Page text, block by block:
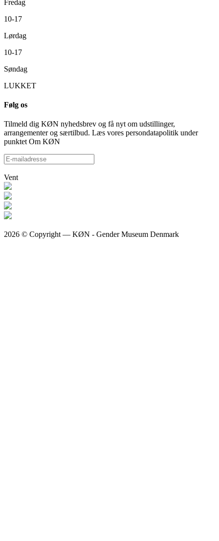
Fredag
10-17
Lørdag
10-17
Søndag
LUKKET
Følg os
Tilmeld dig KØN nyhedsbrev og få nyt om udstillinger,
arrangementer og særtilbud. Læs vores persondatapolitik under
punktet Om KØN
Vent
2026 © Copyright — KØN - Gender Museum Denmark